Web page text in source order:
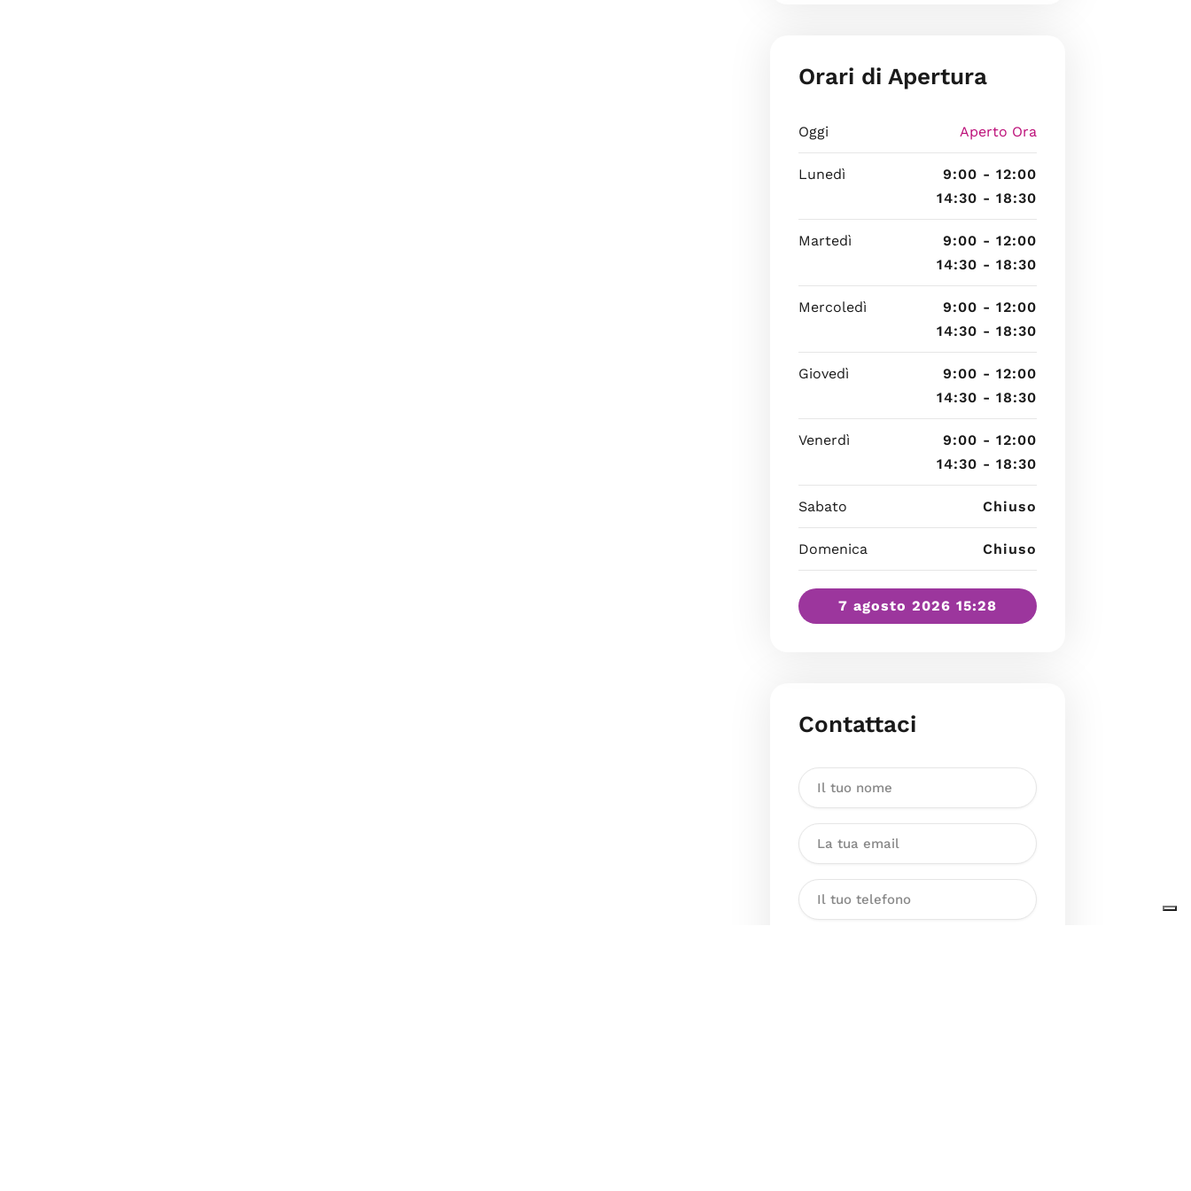
Orari di Apertura
Oggi Aperto Ora
Lunedì
9:00 - 12:00
14:30 - 18:30
Martedì
9:00 - 12:00
14:30 - 18:30
Mercoledì
9:00 - 12:00
14:30 - 18:30
Giovedì
9:00 - 12:00
14:30 - 18:30
Venerdì
9:00 - 12:00
14:30 - 18:30
Sabato Chiuso
Domenica Chiuso
7 agosto 2026 15:28
Contattaci